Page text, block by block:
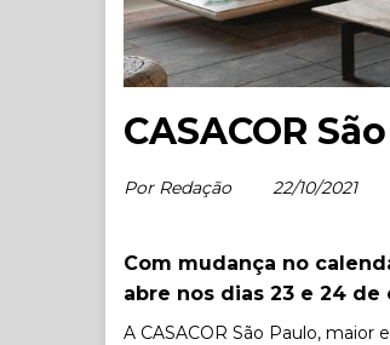
CASACOR
Por Redação 22/10/2021
Com mudança no
abre nos dias 23 e 24
A CASACOR São Paulo, maior